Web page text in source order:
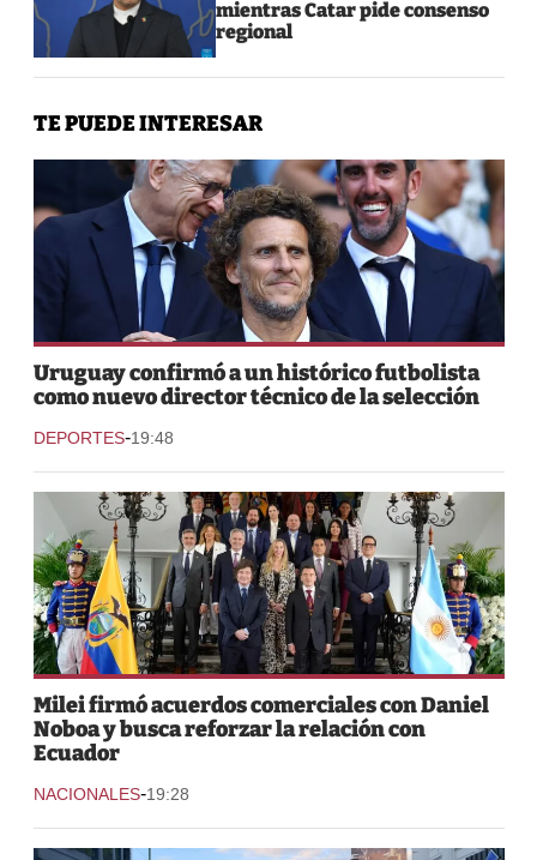
mientras Catar pide consenso
regional
TE PUEDE INTERESAR
Uruguay confirmó a un histórico futbolista
como nuevo director técnico de la selección
DEPORTES-19:48
Milei firmó acuerdos comerciales con Daniel
Noboa y busca reforzar la relación con
Ecuador
NACIONALES-19:28